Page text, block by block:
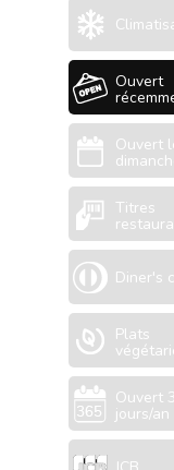
Ouvert
Ouvert
Titres
Diner's
Plats
Ouvert
jours/an